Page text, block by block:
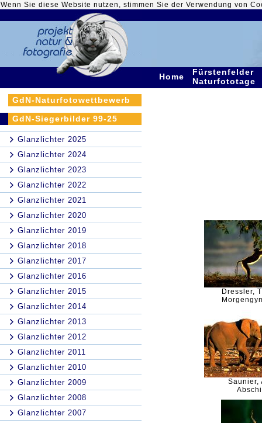
Wenn Sie diese Website nutzen, stimmen Sie der Verwendung von
Home
Fürstenfelder
Naturfototage
GdN-Naturfotowettbewerb
GdN-Siegerbilder 99-25
Glanzlichter 2025
Glanzlichter 2024
Glanzlichter 2023
Glanzlichter 2022
Glanzlichter 2021
Glanzlichter 2020
Glanzlichter 2019
Glanzlichter 2018
Glanzlichter 2017
Glanzlichter 2016
Glanzlichter 2015
Glanzlichter 2014
Glanzlichter 2013
Glanzlichter 2012
Glanzlichter 2011
Glanzlichter 2010
Glanzlichter 2009
Glanzlichter 2008
Glanzlichter 2007
Dressler,
Saunier,